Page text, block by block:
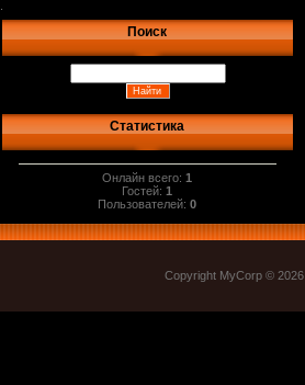
Поиск
Статистика
Онлайн всего:1
Гостей:1
Пользователей:0
Copyright MyCorp © 2026